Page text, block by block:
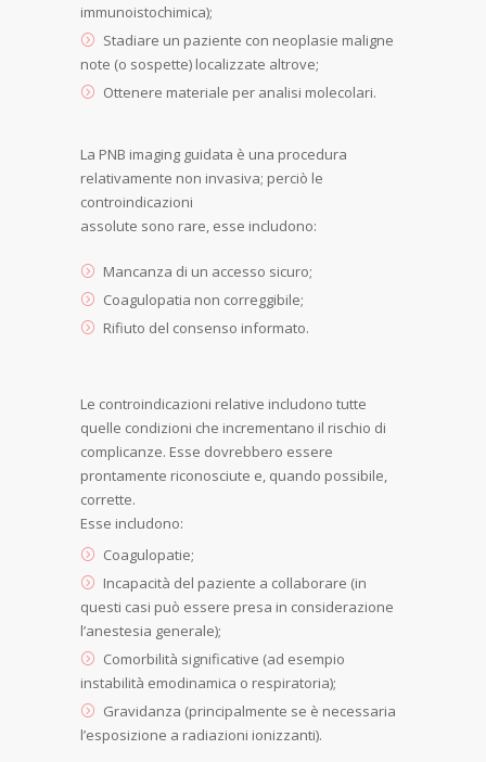
immunoistochimica);
Stadiare un paziente con neoplasie maligne
note (o sospette) localizzate altrove;
Ottenere materiale per analisi molecolari.
La PNB imaging guidata è una procedura
relativamente non invasiva; perciò le
controindicazioni
assolute sono rare, esse includono:
Mancanza di un accesso sicuro;
Coagulopatia non correggibile;
Rifiuto del consenso informato.
Le controindicazioni relative includono tutte
quelle condizioni che incrementano il rischio di
complicanze. Esse dovrebbero essere
prontamente riconosciute e, quando possibile,
corrette.
Esse includono:
Coagulopatie;
Incapacità del paziente a collaborare (in
questi casi può essere presa in considerazione
l’anestesia generale);
Comorbilità significative (ad esempio
instabilità emodinamica o respiratoria);
Gravidanza (principalmente se è necessaria
l’esposizione a radiazioni ionizzanti).